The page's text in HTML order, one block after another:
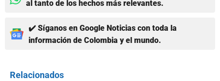
al tanto de los hechos más relevantes.
✔️ Síganos en Google Noticias con toda la
información de Colombia y el mundo.
Relacionados